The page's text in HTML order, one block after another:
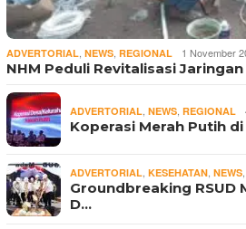
ADVERTORIAL, NEWS, REGIONAL 1 November
NHM Peduli Revitalisasi
ADVERTORIAL, NEWS, REGIONAL
Koperasi Merah Putih
ADVERTORIAL, KESEHATAN, NEWS,
Groundbreaking RSUD
D…